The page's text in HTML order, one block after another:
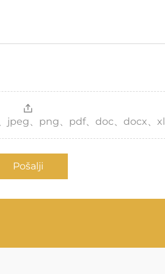
、png、pdf、doc、docx、
Pošalji